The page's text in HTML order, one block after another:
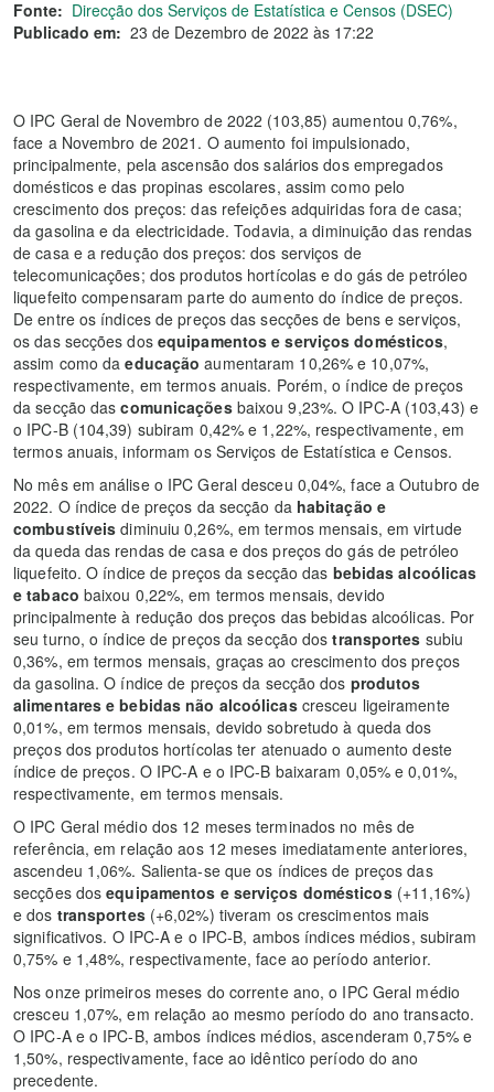
Fonte: Direcção dos Serviços de Estatística e Censos (DSEC)
Publicado em: 23 de Dezembro de 2022 às 17:22
O IPC Geral de Novembro de 2022 (103,85) aumentou 0,76%,
face a Novembro de 2021. O aumento foi impulsionado,
principalmente, pela ascensão dos salários dos empregados
domésticos e das propinas escolares, assim como pelo
crescimento dos preços: das refeições adquiridas fora de casa;
da gasolina e da electricidade. Todavia, a diminuição das rendas
de casa e a redução dos preços: dos serviços de
telecomunicações; dos produtos hortícolas e do gás de petróleo
liquefeito compensaram parte do aumento do índice de preços.
De entre os índices de preços das secções de bens e serviços,
os das secções dos equipamentos e serviços domésticos,
assim como daeducaçãoaumentaram 10,26% e 10,07%,
respectivamente, em termos anuais. Porém, o índice de preços
da secção dascomunicações baixou 9,23%. O IPC-A (103,43) e
o IPC-B (104,39) subiram 0,42% e 1,22%, respectivamente, em
termos anuais, informam os Serviços de Estatística e Censos.
No mês em análise o IPC Geral desceu 0,04%, face a Outubro de
2022. O índice de preços da secção da habitação e
combustíveisdiminuiu 0,26%, em termos mensais, em virtude
da queda das rendas de casa e dos preços do gás de petróleo
liquefeito. O índice de preços da secção das bebidas alcoólicas
e tabaco baixou 0,22%, em termos mensais, devido
principalmente à redução dos preços das bebidas alcoólicas. Por
seu turno, o índice de preços da secção dostransportes subiu
0,36%, em termos mensais, graças ao crescimento dos preços
da gasolina. O índice de preços da secção dos produtos
alimentares e bebidas não alcoólicascresceu ligeiramente
0,01%, em termos mensais, devido sobretudo à queda dos
preços dos produtos hortícolas ter atenuado o aumento deste
índice de preços. O IPC-A e o IPC-B baixaram 0,05% e 0,01%,
respectivamente, em termos mensais.
O IPC Geral médio dos 12 meses terminados no mês de
referência, em relação aos 12 meses imediatamente anteriores,
ascendeu 1,06%. Salienta-se que os índices de preços das
secções dosequipamentos e serviços domésticos(+11,16%)
e dos transportes(+6,02%) tiveram os crescimentos mais
significativos. O IPC-A e o IPC-B, ambos índices médios, subiram
0,75% e 1,48%, respectivamente, face ao período anterior.
Nos onze primeiros meses do corrente ano, o IPC Geral médio
cresceu 1,07%, em relação ao mesmo período do ano transacto.
O IPC-A e o IPC-B, ambos índices médios, ascenderam 0,75% e
1,50%, respectivamente, face ao idêntico período do ano
precedente.